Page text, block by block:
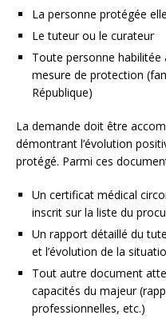
La personne protégée
Le tuteur ou le curateur
Toute personne habilitée
mesure de protection
République)
La demande doit être
démontrant l’évolution
protégé. Parmi ces
Un certificat médical
inscrit sur la liste du
Un rapport détaillé du
et l’évolution de la
Tout autre document
capacités du majeur
professionnelles, etc.)